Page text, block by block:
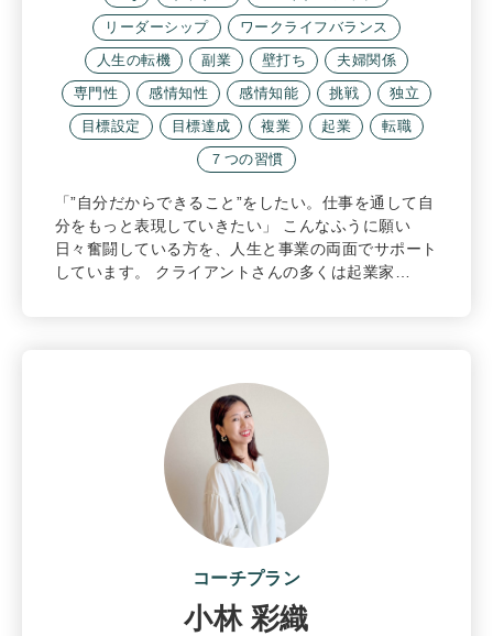
リーダーシップ
ワークライフバランス
人生の転機
副業 壁打ち
夫婦関係
専門性
感情知性 感情知能 挑戦
独立
目標設定
目標達成 複業 起業
転職
７つの習慣
「”自分だからできること”をしたい。仕事を通して自
分をもっと表現していきたい」 こんなふうに願い
日々奮闘している方を、人生と事業の両面でサポート
しています。 クライアントさんの多くは起業家…
コーチプラン
小林 彩織